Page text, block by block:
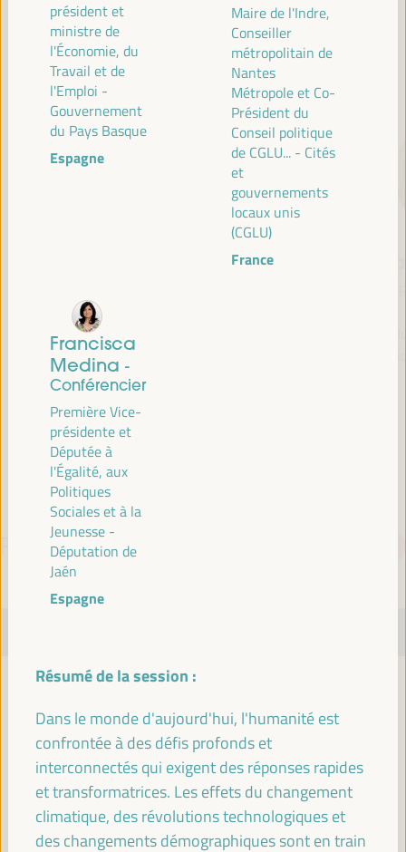
CONFÉRENCIERS
Cuadrado
Première vice-présidente
et ministre des Finances
- Gouvernement
espagnol
Espagne
Antonio Sanz
PROGRAMME
08:00
Inscription et accréditation
08:0017:00
09:00
président et
ministre de
l'Économie, du
Travail et de
l'Emploi -
Gouvernement
du Pays Basque
Espagne
Maire de l'Indre,
Conseiller
métropolitain de
Nantes
Métropole et Co-
Président du
Conseil politique
de CGLU... - Cités
et
gouvernements
locaux unis
(CGLU)
France
Francisca
Medina -
Conférencier
Première Vice-
présidente et
Députée à
l'Égalité, aux
Politiques
Sociales et à la
Jeunesse -
Députation de
Jaén
Espagne
Résumé de la session :
Dans le monde d'aujourd'hui, l'humanité est
confrontée à des défis profonds et
interconnectés qui exigent des réponses rapides
et transformatrices. Les effets du changement
climatique, des révolutions technologiques et
des changements démographiques sont en train